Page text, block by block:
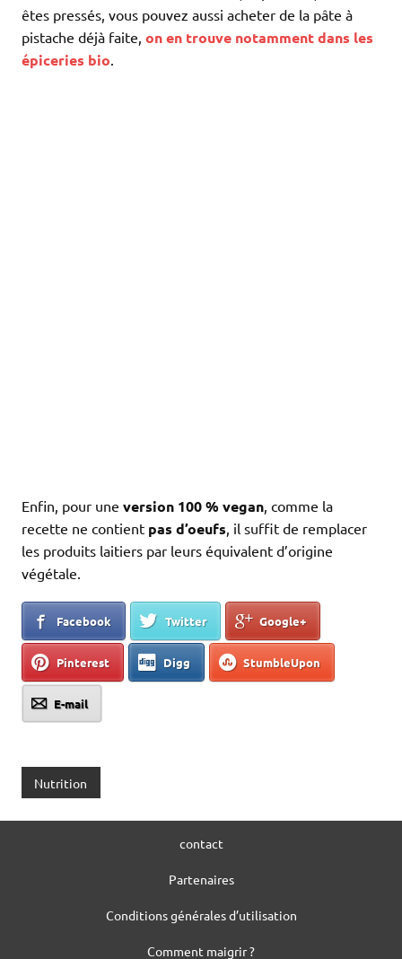
êtes pressés, vous pouvez aussi acheter de la pâte à
pistache déjà faite, on en trouve notamment dans les
épiceries bio
Enfin, pour une version 100 % vegan , comme la
recette ne contient pas d’oeufs , il suffit de remplacer
les produits laitiers par leurs équivalent d’origine
végétale.
Facebook Twitter Google+
Pinterest Digg StumbleUpon
E-mail
Nutrition
contact
Partenaires
Conditions générales d’utilisation
Comment maigrir ?